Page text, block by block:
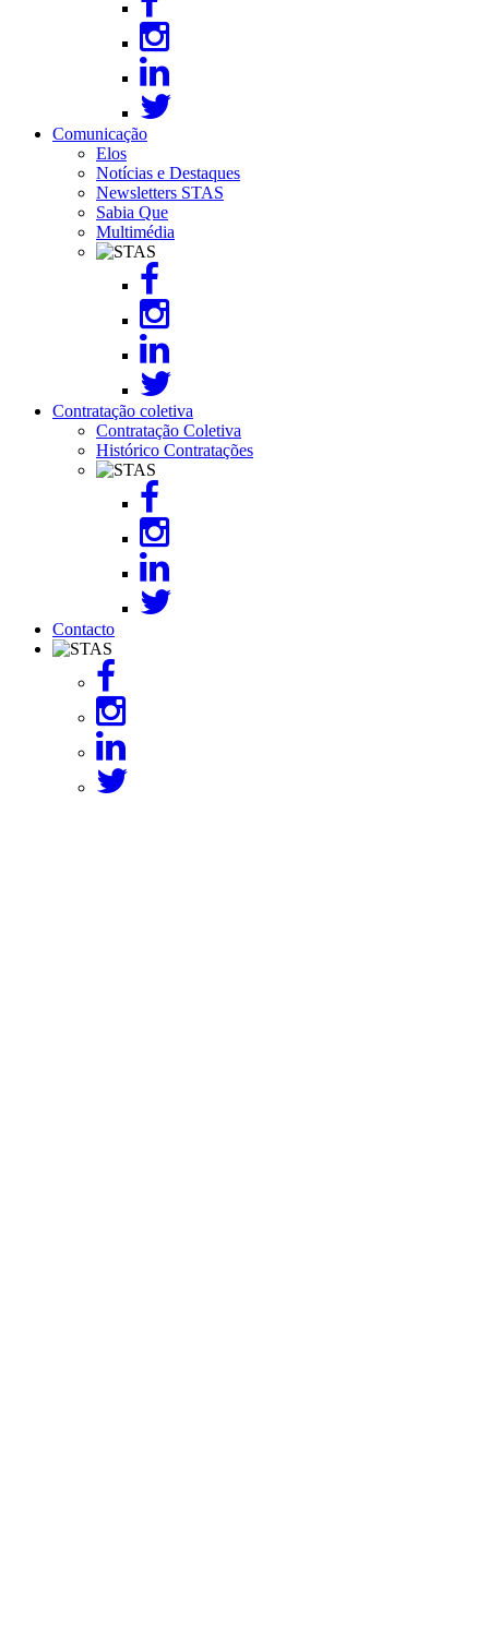
Comunicação
Elos
Notícias e Destaques
Newsletters STAS
Sabia Que
Multimédia
Image
Contratação coletiva
Contratação Coletiva
Histórico Contratações
Image
Contacto
Image